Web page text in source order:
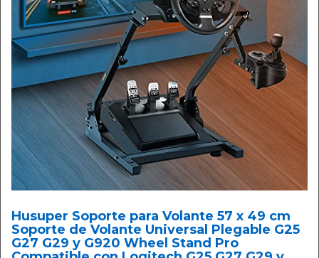
Husuper Soporte para Volante 57 x 49 cm
Soporte de Volante Universal Plegable G25
G27 G29 y G920 Wheel Stand Pro